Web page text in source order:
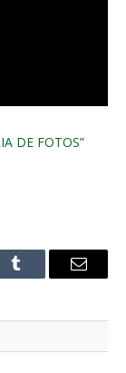
DE FOTOS”
Tumblr
E-